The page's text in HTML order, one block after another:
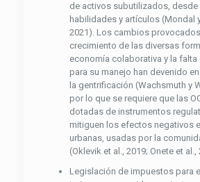
de activos subutilizados,
habilidades y artículos (Mondal
2021). Los cambios
crecimiento de las diversas
economía colaborativa y la
para su manejo han devenido
la gentrificación (Wachsmuth y
por lo que se requiere que las
dotadas de instrumentos
mitiguen los efectos negativos
urbanas, usadas por la
(Oklevik et al., 2019; Onete et al.,
Legislación de impuestos para